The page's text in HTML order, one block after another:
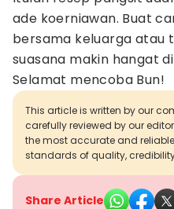
ade koerniawan. Buat
bersama keluarga atau
suasana makin hangat
Selamat mencoba Bun!
This article is written by our
carefully reviewed by our
the most accurate and
standards of quality,
Share Article